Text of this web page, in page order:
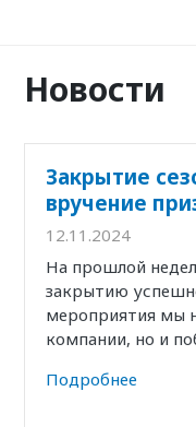
Новости
Закрытие
вручение
12.11.2024
На прошлой
закрытию
мероприятия мы
компании, но и
Подробнее